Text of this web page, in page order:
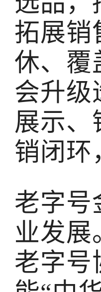
拓展销
休、覆
会升级
展示、
销闭环
老字号
业发展
老字号